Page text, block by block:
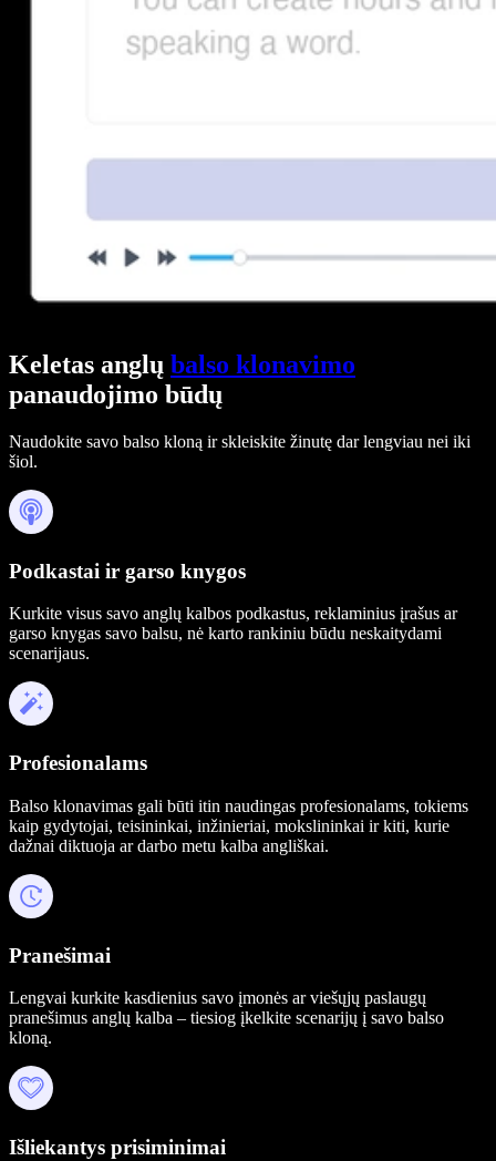
Keletas anglų balso klonavimo
panaudojimo būdų
Naudokite savo balso kloną ir skleiskite žinutę dar lengviau nei iki
šiol.
Podkastai ir garso knygos
Kurkite visus savo anglų kalbos podkastus, reklaminius įrašus ar
garso knygas savo balsu, nė karto rankiniu būdu neskaitydami
scenarijaus.
Profesionalams
Balso klonavimas gali būti itin naudingas profesionalams, tokiems
kaip gydytojai, teisininkai, inžinieriai, mokslininkai ir kiti, kurie
dažnai diktuoja ar darbo metu kalba angliškai.
Pranešimai
Lengvai kurkite kasdienius savo įmonės ar viešųjų paslaugų
pranešimus anglų kalba – tiesiog įkelkite scenarijų į savo balso
kloną.
Išliekantys prisiminimai